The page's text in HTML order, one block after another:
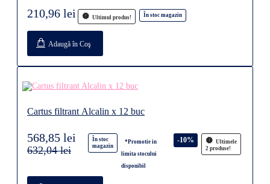
Ultimul produs! În stoc magazin
210,96 lei
Adaugă în Coş
Cartus filtrant Alcalin x 12 buc
Ultimele
2 produse!
În stoc
magazin
*Promotie in
limita stocului
disponibil
-10%
568,85 lei
632,04 lei